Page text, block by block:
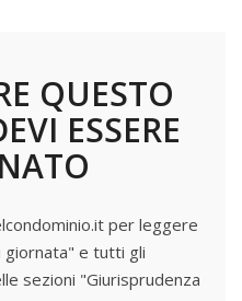
QUESTO
ESSERE
per leggere
giornata" e tutti gli
sezioni "Giurisprudenza